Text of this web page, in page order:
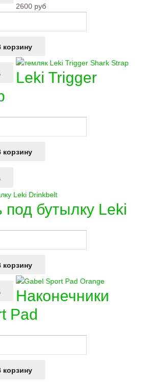
2600 руб
Leki Trigger
бутылку Leki
Наконечники
Pad